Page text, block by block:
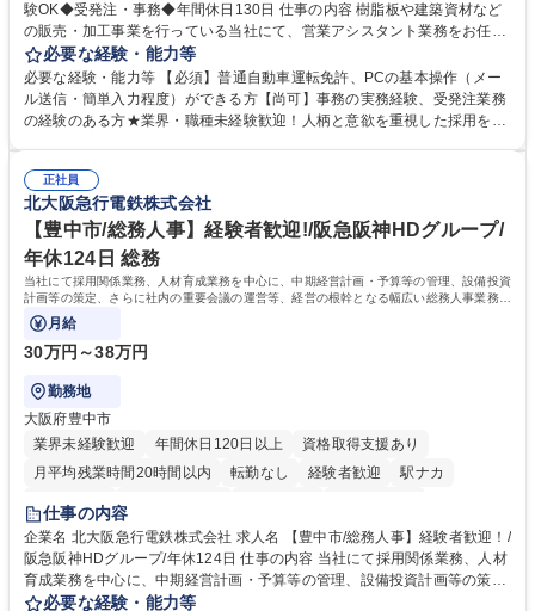
験OK◆受発注・事務◆年間休日130日 仕事の内容 樹脂板や建築資材など
の販売・加工事業を行っている当社にて、営業アシスタント業務をお任せ
いたします。注文対応やWebデータの出力、各所への発注・加工依頼のほ
か、電話・メール対応等の事務業務を担当します。 ■受注・発注業務：FA
Xによる注文対応、Web発注データのプリントアウト、各仕入先・協力会
社への発注および加工依頼等 ■納品書・請求書の作成および発送手配 ■商
当社の指定する業務 募集職種 東京都品川区【営業アシスタント】未経験O
K◆受発注・事務◆年間休日130日
必要な経験・能力等
必要な経験・能力等 【必須】普通自動車運転免許、PCの基本操作（メー
ル送信・簡単入力程度）ができる方【尚可】事務の実務経験、受発注業務
の経験のある方★業界・職種未経験歓迎！人柄と意欲を重視した採用を行
変化に臨機応変かつ柔軟に対応できる方、約束を守り正確に作業を進めら
れる方を求めています。高度なPCスキルや関数知識は一切不要です。丁
寧な指導体制が整っているため、安心してお仕事をスタートしていただけ
ます。 学歴・資格 学歴：大学院 大学 高専 短大 専修学校 高校 語学力：
資格：
正社員
北大阪急行電鉄株式会社
【豊中市/総務人事】経験者歓迎!/阪急阪神HDグループ/
年休124日 総務
当社にて採用関係業務、人材育成業務を中心に、中期経営計画・予算等の管理、設備投資
計画等の策定、さらに社内の重要会議の運営等、経営の根幹となる幅広い総務人事業務全
般を担当していただきます。
月給
30万円～38万円
勤務地
大阪府豊中市
業界未経験歓迎
年間休日120日以上
資格取得支援あり
月平均残業時間20時間以内
転勤なし 経験者歓迎
駅ナカ
退職金あり
土日祝休み
服装自由 昼食補助あり 食事補助あり
仕事の内容
企業名 北大阪急行電鉄株式会社 求人名 【豊中市/総務人事】経験者歓迎！/
阪急阪神HDグループ/年休124日 仕事の内容 当社にて採用関係業務、人材
育成業務を中心に、中期経営計画・予算等の管理、設備投資計画等の策
定、さらに社内の重要会議の運営等、経営の根幹となる幅広い総務人事業
必要な経験・能力等